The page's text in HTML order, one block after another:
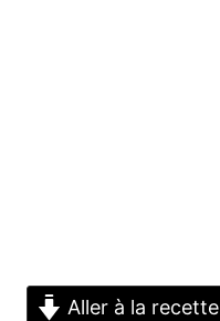
Aller à la recette